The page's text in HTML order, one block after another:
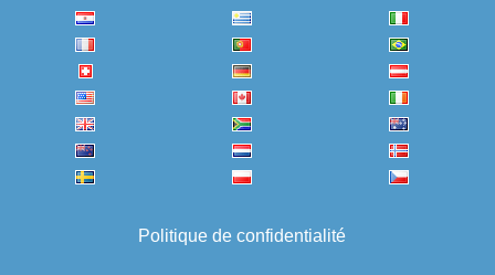
Politique de confidentialité